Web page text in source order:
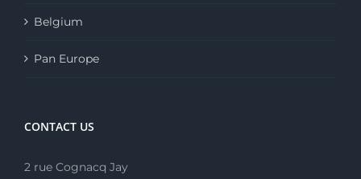
Belgium
Pan Europe
CONTACT US
2 rue Cognacq Jay